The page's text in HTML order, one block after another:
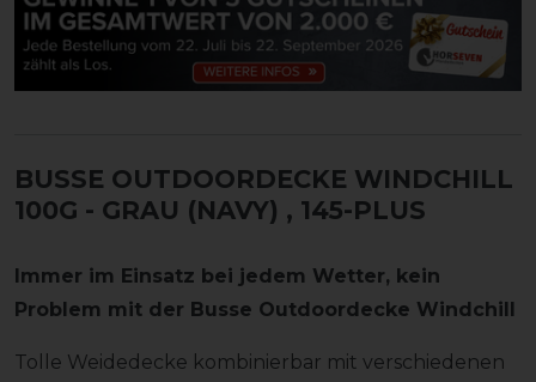
BUSSE OUTDOORDECKE WINDCHILL
100G - GRAU (NAVY) , 145-PLUS
Immer im Einsatz bei jedem Wetter, kein
Problem mit der Busse Outdoordecke Windchill
Tolle Weidedecke kombinierbar mit verschiedenen